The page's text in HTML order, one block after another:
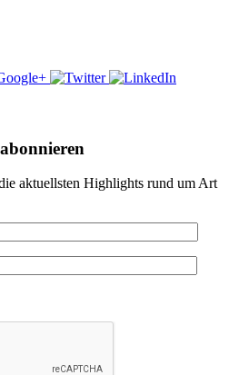
aktuellsten Highlights rund um Art